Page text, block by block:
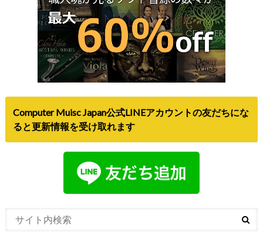
Computer Muisc Japan公式LINEアカウントの友だちにな
ると更新情報を受け取れます